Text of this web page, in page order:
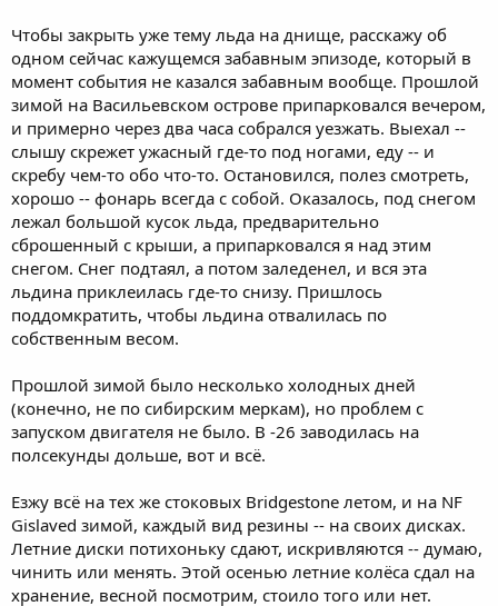
Чтобы закрыть уже тему льда на днище, расскажу об
одном сейчас кажущемся забавным эпизоде, который в
момент события не казался забавным вообще. Прошлой
зимой на Васильевском острове припарковался вечером,
и примерно через два часа собрался уезжать. Выехал --
слышу скрежет ужасный где-то под ногами, еду -- и
скребу чем-то обо что-то. Остановился, полез смотреть,
хорошо -- фонарь всегда с собой. Оказалось, под снегом
лежал большой кусок льда, предварительно
сброшенный с крыши, а припарковался я над этим
снегом. Снег подтаял, а потом заледенел, и вся эта
льдина приклеилась где-то снизу. Пришлось
поддомкратить, чтобы льдина отвалилась по
собственным весом.
Прошлой зимой было несколько холодных дней
(конечно, не по сибирским меркам), но проблем с
запуском двигателя не было. В -26 заводилась на
полсекунды дольше, вот и всё.
Езжу всё на тех же стоковых Bridgestone летом, и на NF
Gislaved зимой, каждый вид резины -- на своих дисках.
Летние диски потихоньку сдают, искривляются -- думаю,
чинить или менять. Этой осенью летние колёса сдал на
хранение, весной посмотрим, стоило того или нет.